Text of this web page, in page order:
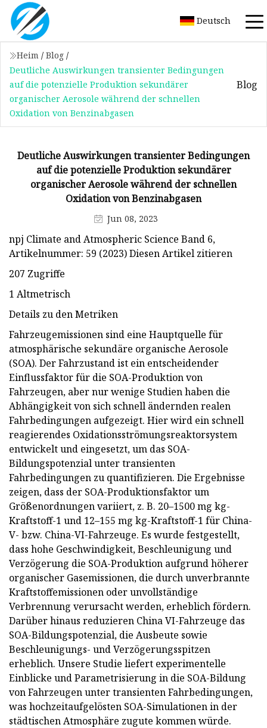
Deutsch
Heim / Blog /
Deutliche Auswirkungen transienter Bedingungen
auf die potenzielle Produktion sekundärer
organischer Aerosole während der schnellen
Oxidation von Benzinabgasen
Blog
Deutliche Auswirkungen transienter Bedingungen
auf die potenzielle Produktion sekundärer
organischer Aerosole während der schnellen
Oxidation von Benzinabgasen
Jun 08, 2023
npj Climate and Atmospheric Science Band 6,
Artikelnummer: 59 (2023) Diesen Artikel zitieren
207 Zugriffe
1 Altmetrisch
Details zu den Metriken
Fahrzeugemissionen sind eine Hauptquelle für
atmosphärische sekundäre organische Aerosole
(SOA). Der Fahrzustand ist ein entscheidender
Einflussfaktor für die SOA-Produktion von
Fahrzeugen, aber nur wenige Studien haben die
Abhängigkeit von sich schnell ändernden realen
Fahrbedingungen aufgezeigt. Hier wird ein schnell
reagierendes Oxidationsströmungsreaktorsystem
entwickelt und eingesetzt, um das SOA-
Bildungspotenzial unter transienten
Fahrbedingungen zu quantifizieren. Die Ergebnisse
zeigen, dass der SOA-Produktionsfaktor um
Größenordnungen variiert, z. B. 20–1500 mg kg-
Kraftstoff-1 und 12–155 mg kg-Kraftstoff-1 für China-
V- bzw. China-VI-Fahrzeuge. Es wurde festgestellt,
dass hohe Geschwindigkeit, Beschleunigung und
Verzögerung die SOA-Produktion aufgrund höherer
organischer Gasemissionen, die durch unverbrannte
Kraftstoffemissionen oder unvollständige
Verbrennung verursacht werden, erheblich fördern.
Darüber hinaus reduzieren China VI-Fahrzeuge das
SOA-Bildungspotenzial, die Ausbeute sowie
Beschleunigungs- und Verzögerungsspitzen
erheblich. Unsere Studie liefert experimentelle
Einblicke und Parametrisierung in die SOA-Bildung
von Fahrzeugen unter transienten Fahrbedingungen,
was hochzeitaufgelösten SOA-Simulationen in der
städtischen Atmosphäre zugute kommen würde.